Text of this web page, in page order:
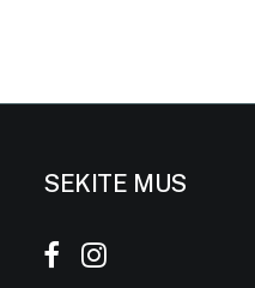
SEKITE MUS